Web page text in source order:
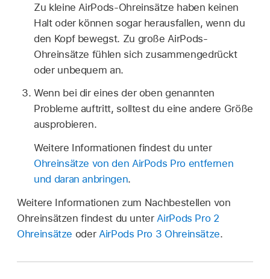
Zu kleine AirPods-Ohreinsätze haben keinen
Halt oder können sogar herausfallen, wenn du
den Kopf bewegst. Zu große AirPods-
Ohreinsätze fühlen sich zusammengedrückt
oder unbequem an.
Wenn bei dir eines der oben genannten
Probleme auftritt, solltest du eine andere Größe
ausprobieren.
Weitere Informationen findest du unter
Ohreinsätze von den AirPods Pro entfernen
und daran anbringen.
Weitere Informationen zum Nachbestellen von
Ohreinsätzen findest du unter AirPods Pro 2
Ohreinsätze oder AirPods Pro 3 Ohreinsätze.